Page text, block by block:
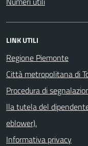
LINK UTILI
Regione Piemonte
Città metropolitana di
Procedura di
lla tutela del
eblower).
Informativa privacy